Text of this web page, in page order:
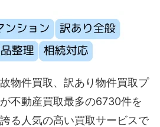
物件買取、訳あり物件買取プ
不動産買取最多の6730件を
る人気の高い買取サービスで